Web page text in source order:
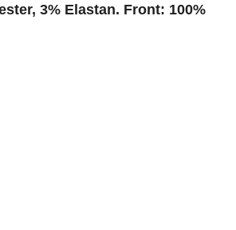
3% Elastan. Front: 100%